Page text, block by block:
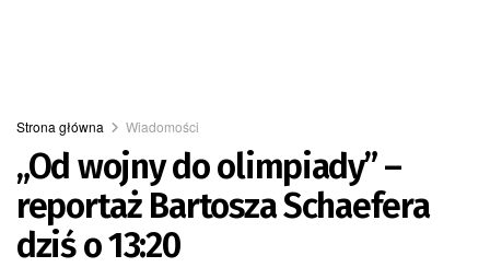
Strona główna Wiadomości
„Od wojny do olimpiady” –
reportaż Bartosza Schaefera
dziś o 13:20